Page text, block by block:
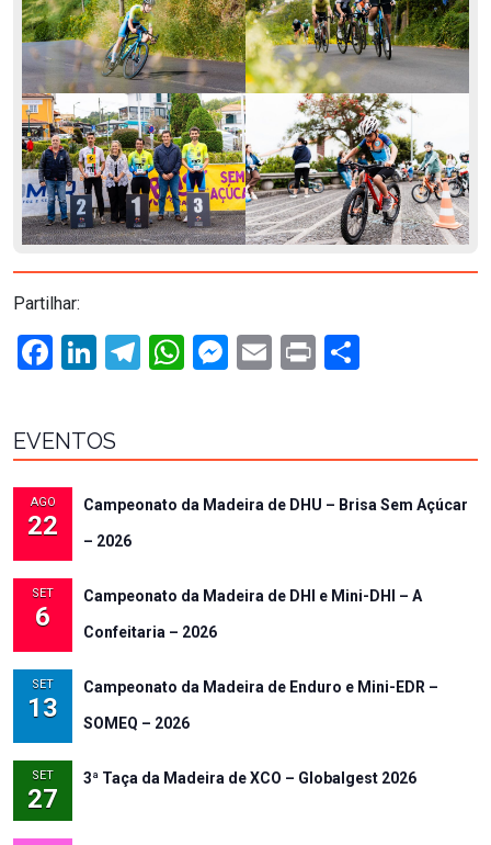
Partilhar:
Facebook
LinkedIn
Telegram
WhatsApp
Messenger
Email
Print
EVENTOS
AGO
22
Campeonato da Madeira de DHU – Brisa Sem Açúcar
– 2026
SET
6
Campeonato da Madeira de DHI e Mini-DHI – A
Confeitaria – 2026
SET
13
Campeonato da Madeira de Enduro e Mini-EDR –
SOMEQ – 2026
SET
27
3ª Taça da Madeira de XCO – Globalgest 2026